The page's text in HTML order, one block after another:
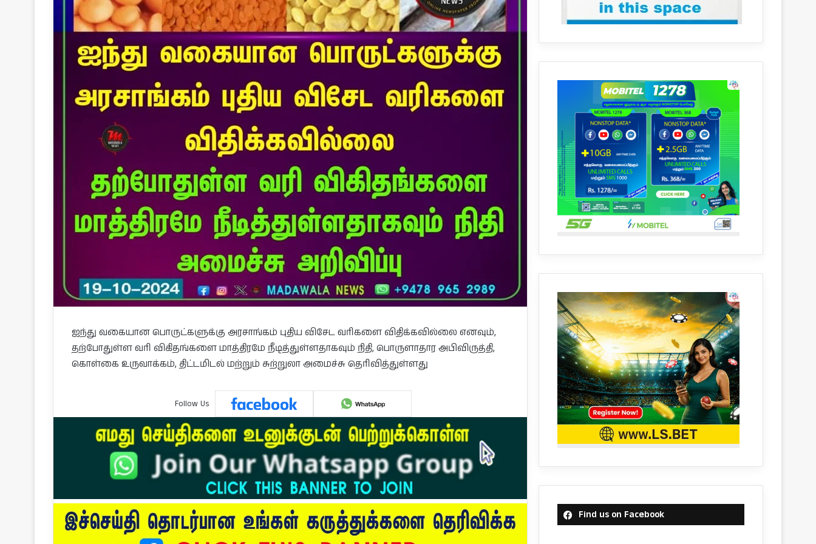
ஐந்து வகையான பொருட்களுக்கு அரசாங்கம் புதிய விசேட வரிகளை விதிக்கவில்லை எனவும்,
தற்போதுள்ள வரி விகிதங்களை மாத்திரமே நீடித்துள்ளதாகவும் நிதி, பொருளாதார அபிவிருத்தி,
கொள்கை உருவாக்கம், திட்டமிடல் மற்றும் சுற்றுலா அமைச்சு தெரிவித்துள்ளது
Follow Us
Find us on Facebook